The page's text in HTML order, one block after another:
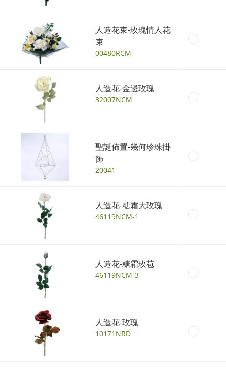
人造花束-玫瑰情人花
束
00480RCM
人造花-金邊玫瑰
32007NCM
聖誕佈置-幾何珍珠掛
飾
20041
人造花-糖霜大玫瑰
46119NCM-1
人造花-糖霜玫苞
46119NCM-3
人造花-玫瑰
10171NRD